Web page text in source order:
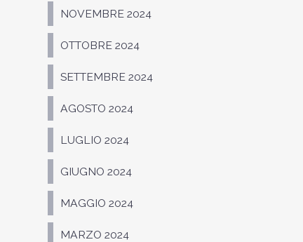
NOVEMBRE 2024
OTTOBRE 2024
SETTEMBRE 2024
AGOSTO 2024
LUGLIO 2024
GIUGNO 2024
MAGGIO 2024
MARZO 2024